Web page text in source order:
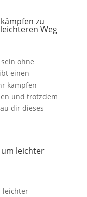
zu
Weg
ohne
einen
kämpfen
und trotzdem
dir dieses
leichter
leichter